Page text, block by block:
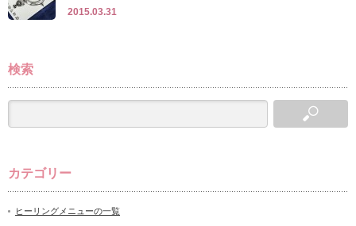
2015.03.31
検索
カテゴリー
ヒーリングメニューの一覧